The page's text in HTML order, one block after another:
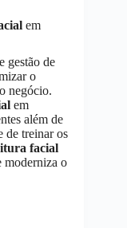
em
gestão de
o
negócio.
em
além de
de treinar os
facial
moderniza o